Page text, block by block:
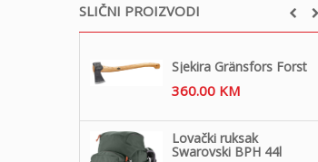
SLIČNI PROIZVODI
Sjekira Gränsfors Forst
360.00 KM
Lovački ruksak
Swarovski BPH 44l